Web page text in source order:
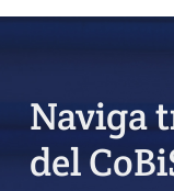
Naviga
del